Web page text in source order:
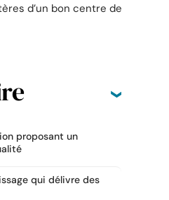
d’un bon centre de
proposant un
qui délivre des